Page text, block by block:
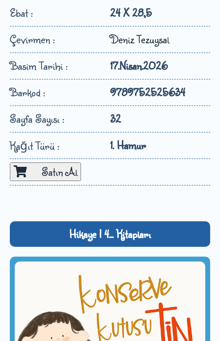
Ebat :
24 X 28,5
Çevirmen :
Deniz Tezuysal
Basim Tarihi :
17.Nisan.2026
Barkod :
9789752525634
Sayfa Sayısı :
32
Kağıt Türü :
1. Hamur
Satın Al
Hikaye | 4... Kitapları